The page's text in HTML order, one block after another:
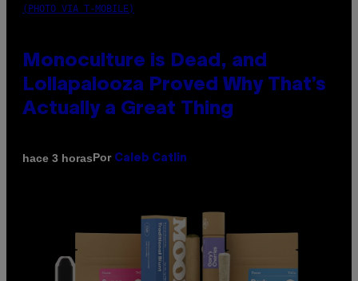
(PHOTO VIA T-MOBILE)
Monoculture is Dead, and
Lollapalooza Proved Why That’s
Actually a Great Thing
hace 3 horasPor Caleb Catlin